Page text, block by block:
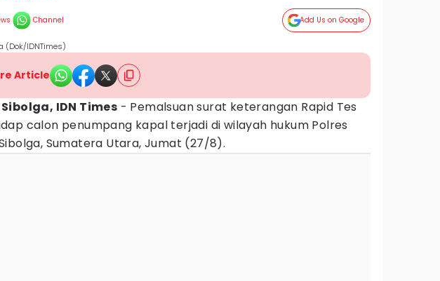
Channel Add Us on Google
(Dok/IDNTimes)
Article
IDN Times - Pemalsuan surat keterangan Rapid Tes
calon penumpang kapal terjadi di wilayah hukum Polres
Sumatera Utara, Jumat (27/8).